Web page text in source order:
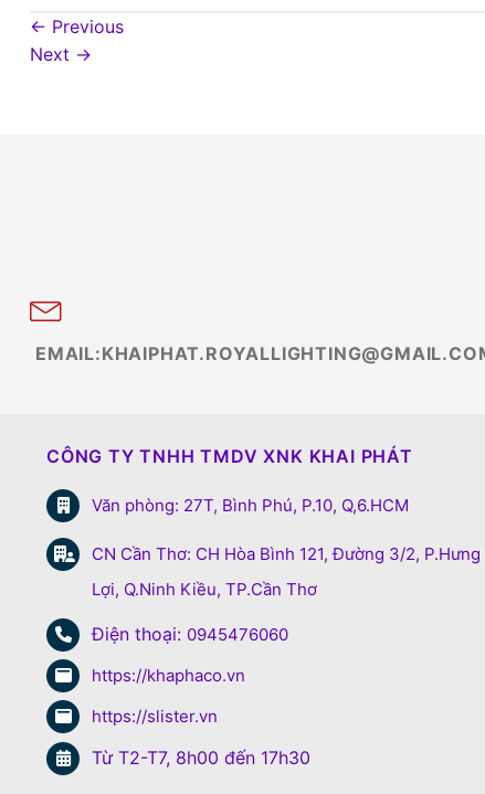
← Previous
Next →
CÔNG TY TNHH TMDV XNK KHAI PHÁT
Văn phòng: 27T, Bình Phú, P.10, Q,6.HCM
CN Cần Thơ: CH Hòa Bình 121, Đường 3/2, P.Hưng
Lợi, Q.Ninh Kiều, TP.Cần Thơ
Điện thoại: 0945476060
https://khaphaco.vn
https://slister.vn
Từ T2-T7, 8h00 đến 17h30